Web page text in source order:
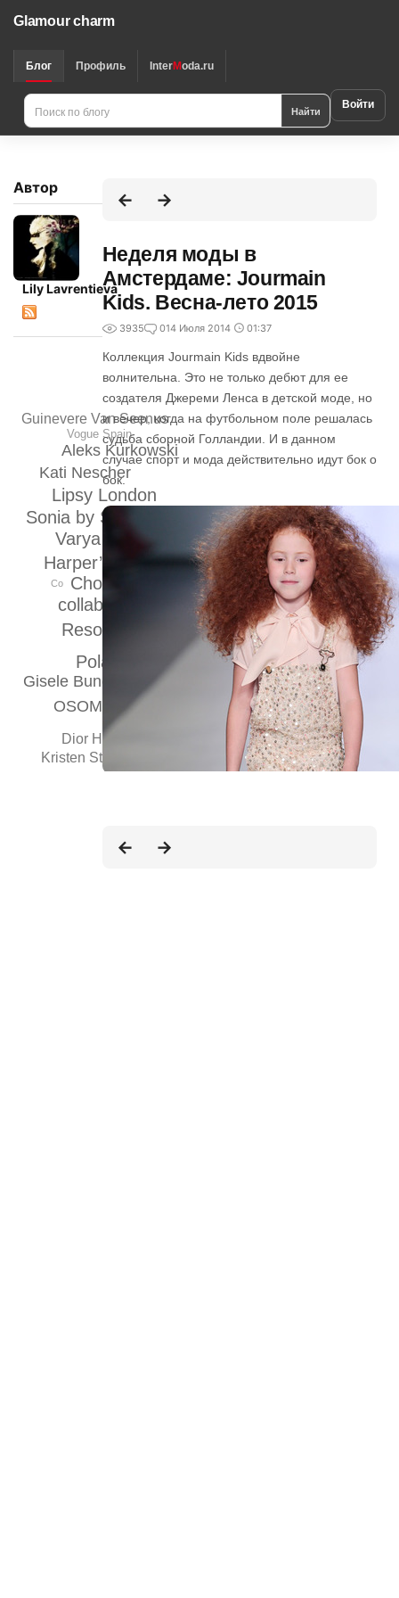
Glamour charm
Блог Профиль InterModa.ru
Найти Войти
Автор
Lily Lavrentieva
Choupette
Harper’s Bazaar
collaboration
Resort 2015
Varya Shutova
Sonia by Sonia Rykiel
Poland
Lipsy London
Gisele Bundchen
Kati Nescher
OSOME2SOME
Aleks Kurkowski
Dior Homme
Guinevere Van Seenus
Kristen Stewart
Portugal
Vogue Spain
S Moda
Co
Неделя моды в
Амстердаме: Jourmain
Kids. Весна-лето 2015
3935 014 Июля 2014 01:37
Коллекция Jourmain Kids вдвойне
волнительна. Это не только дебют для ее
создателя Джереми Ленса в детской моде, но
и вечер, когда на футбольном поле решалась
судьба сборной Голландии. И в данном
случае спорт и мода действительно идут бок о
бок.